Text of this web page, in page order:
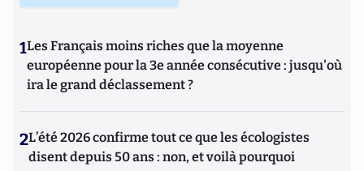
1Les Français moins riches que la moyenne
européenne pour la 3e année consécutive : jusqu'où
ira le grand déclassement ?
2L’été 2026 confirme tout ce que les écologistes
disent depuis 50 ans : non, et voilà pourquoi